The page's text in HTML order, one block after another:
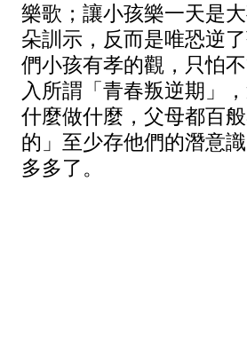
樂歌；讓小孩樂一天是
朵訓示，反而是唯恐逆
們小孩有孝的觀，只怕
入所謂「青春叛逆期」
什麼做什麼，父母都百
的」至少存他們的潛意
多多了。